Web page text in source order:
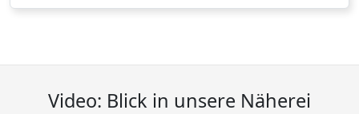
Video: Blick in unsere Näherei